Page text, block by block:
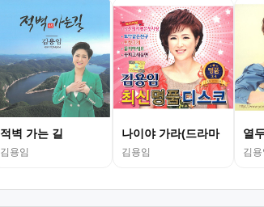
적벽 가는 길
김용임
나이야 가라(드라마
김용임
열
김